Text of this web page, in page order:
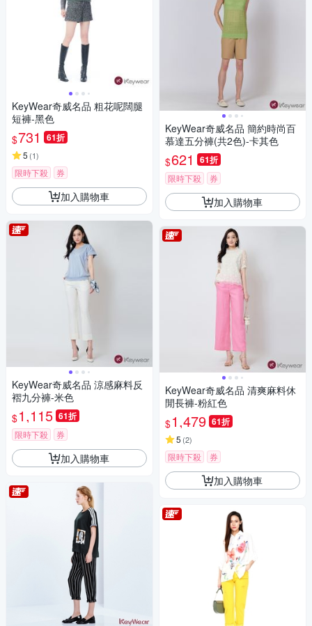
KeyWear奇威名品 粗花呢闊腿
短褲-黑色
$731 61折
5 (1)
限時下殺 券
加入購物車
KeyWear奇威名品 涼感麻料反
褶九分褲-米色
$1,115 61折
限時下殺 券
加入購物車
KeyWear奇威名品 簡約時尚百
慕達五分褲(共2色)-卡其色
$621 61折
限時下殺 券
加入購物車
KeyWear奇威名品 清爽麻料休
閒長褲-粉紅色
$1,479 61折
5 (2)
限時下殺 券
加入購物車